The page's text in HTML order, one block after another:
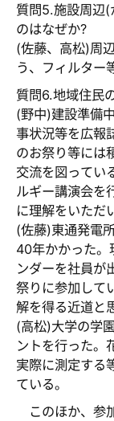
質問5.施設周辺(
のはなぜか?
(佐藤、高松)周
う、フィルター
質問6.地域住民
(野中)建設準備
事状況等を広報
のお祭り等には
交流を図ってい
ルギー講演会を
に理解をいただ
(佐藤)東通発電
40年かかった。
ンダーを社員が
祭りに参加して
解を得る近道と
(高松)大学の学
ントを行った。
実際に測定する
ている。
このほか、参